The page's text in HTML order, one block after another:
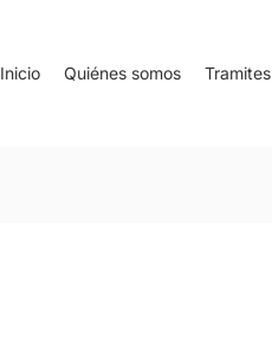
Inicio Quiénes somos Tramites